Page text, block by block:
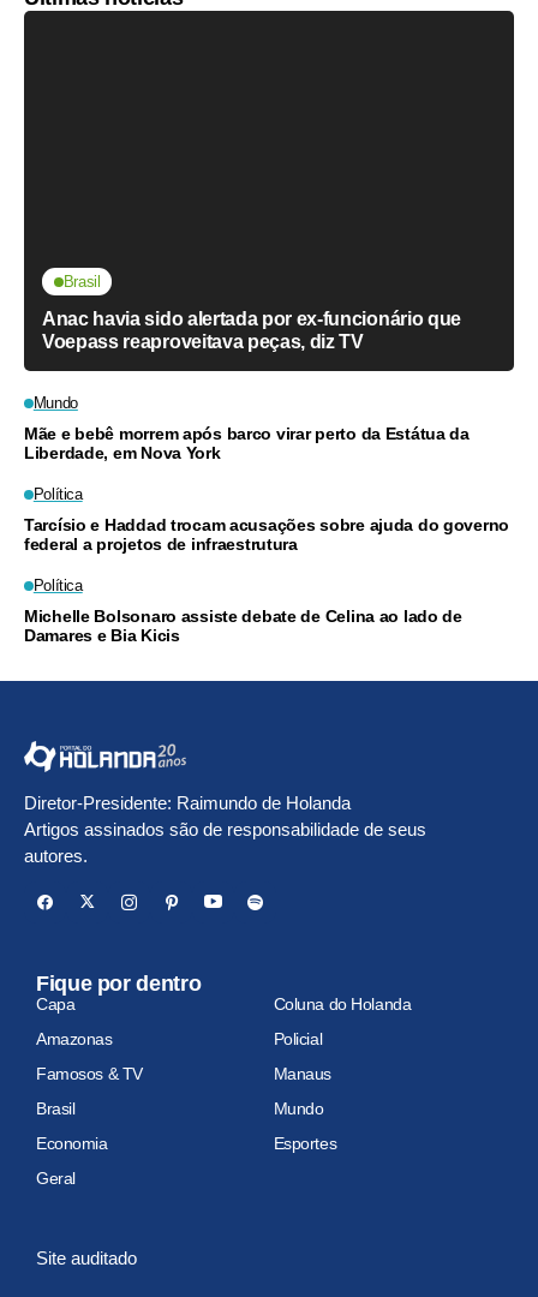
Brasil
Anac havia sido alertada por ex-funcionário que
Voepass reaproveitava peças, diz TV
Mundo
Mãe e bebê morrem após barco virar perto da Estátua da
Liberdade, em Nova York
Política
Tarcísio e Haddad trocam acusações sobre ajuda do governo
federal a projetos de infraestrutura
Política
Michelle Bolsonaro assiste debate de Celina ao lado de
Damares e Bia Kicis
Diretor-Presidente: Raimundo de Holanda
Artigos assinados são de responsabilidade de seus
autores.
Fique por dentro
Capa
Coluna do Holanda
Amazonas
Policial
Famosos & TV
Manaus
Brasil
Mundo
Economia
Esportes
Geral
Site auditado